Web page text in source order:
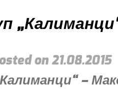
on 21.08.2015
–